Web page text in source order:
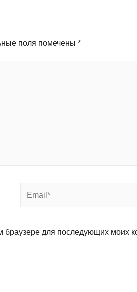
поля помечены *
браузере для последующих моих